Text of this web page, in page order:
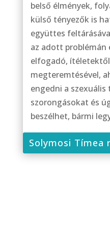
belső élmények,
külső tényezők is
együttes
az adott problémán
elfogadó,
megteremtésével,
engedni a szexuális
szorongásokat és
beszélhet, bármi
Solymosi Tímea